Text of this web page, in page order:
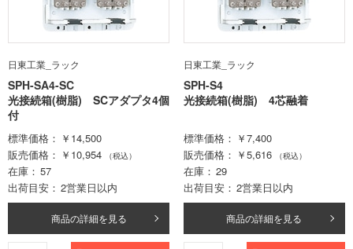
日東工業_ラック
SPH-SA4-SC
光接続箱(樹脂) SCアダプタ4個
付
標準価格
￥14,500
販売価格
￥10,954 （税込）
在庫
57
出荷目安
2営業日以内
商品の詳細を見る
日東工業_ラック
SPH-S4
光接続箱(樹脂) 4芯融着
標準価格
￥7,400
販売価格
￥5,616 （税込）
在庫
29
出荷目安
2営業日以内
商品の詳細を見る